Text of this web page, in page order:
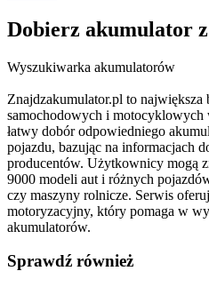
Dobierz akumulator
Wyszukiwarka akumulatorów
Znajdzakumulator.pl to największa
samochodowych i motocyklowych
łatwy dobór odpowiedniego
pojazdu, bazując na informacjach
producentów. Użytkownicy mogą
9000 modeli aut i różnych
czy maszyny rolnicze. Serwis
motoryzacyjny, który pomaga w
akumulatorów.
Sprawdź również